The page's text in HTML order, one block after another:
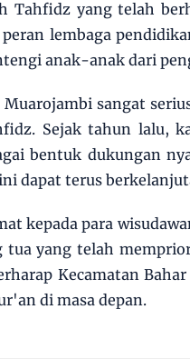
Tahfidz yang telah
lembaga
anak-anak dari
sangat
Sejak tahun lalu,
bentuk dukungan
dapat terus
kepada para
tua yang telah
Kecamatan
di masa depan.